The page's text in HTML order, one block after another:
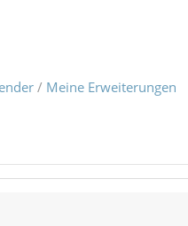
/ Meine Erweiterungen